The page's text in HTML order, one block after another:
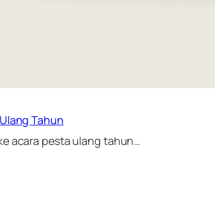
Tahun
acara pesta ulang tahun…